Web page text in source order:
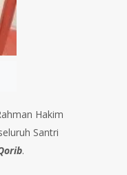
Hakim
Santri
.